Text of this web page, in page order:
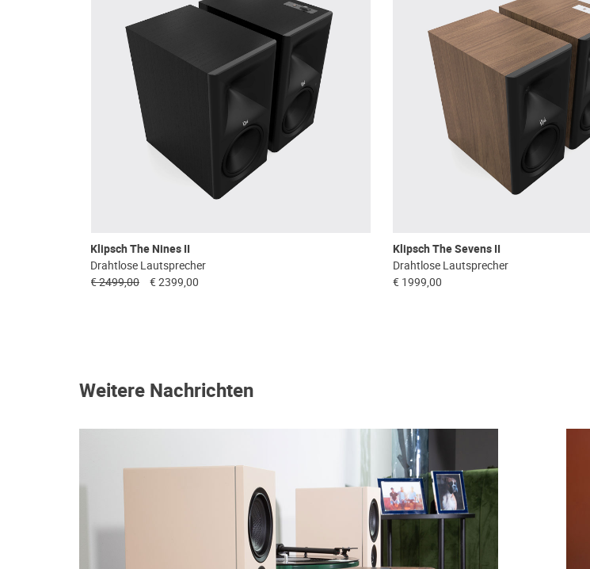
Klipsch The Nines II
Drahtlose Lautsprecher
€ 2499,00
€ 2399,00
Klipsch The Sevens II
Drahtlose Lautsprecher
€ 1999,00
Weitere Nachrichten